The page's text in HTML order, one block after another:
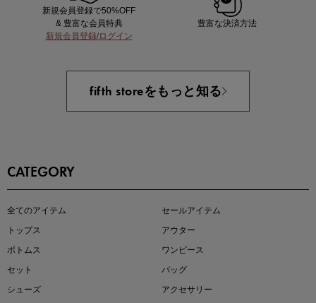
即戦力アイテム続々対象
新規会員登録で50%OFF
& 豊富な会員特典
新規会員登録/ログイン
豊富な決済方法
fifth storeをもっと知る
CATEGORY
全てのアイテム
セールアイテム
トップス
アウター
ボトムス
ワンピース
セット
バッグ
シューズ
アクセサリー